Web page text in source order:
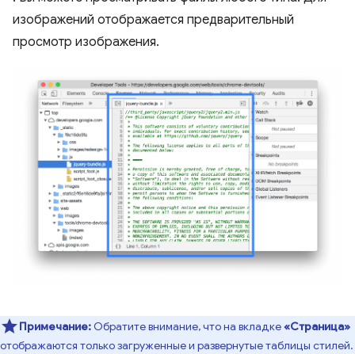
изображений отображается предварительный
просмотр изображения.
Примечание: Обратите внимание, что на вкладке«Страница»
отображаются только загруженные и развернутые таблицы стилей.